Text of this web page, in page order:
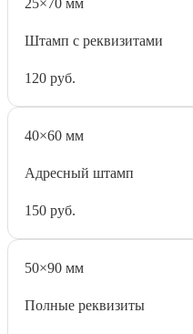
25×70 мм
Штамп с реквизитами
120 руб.
40×60 мм
Адресный штамп
150 руб.
50×90 мм
Полные реквизиты